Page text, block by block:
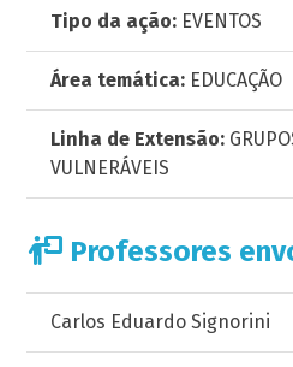
Tipo da ação: EVENTOS
Área temática: EDUCAÇÃO
Linha de Extensão:
VULNERÁVEIS
Professores
Carlos Eduardo Signorini